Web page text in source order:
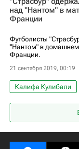
Ланс
Нант
Спорт в условиях
над "Нантом" в
Франции
Футболисты
"Нантом" в домашнем
Франции.
21 сентября 2019, 00:19
Калифа Кулибали
Нант